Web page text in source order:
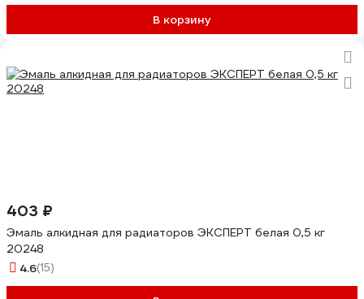
В корзину
403 ₽
Эмаль алкидная для радиаторов ЭКСПЕРТ белая 0,5 кг
20248
4.6(15)